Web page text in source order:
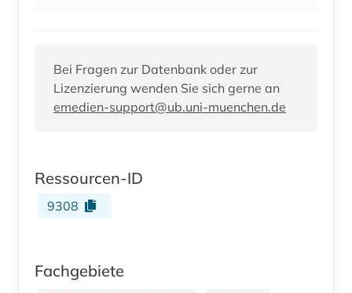
Bei Fragen zur Datenbank oder zur
Lizenzierung wenden Sie sich gerne an
emedien-support@ub.uni-muenchen.de
Ressourcen-ID
9308
Fachgebiete